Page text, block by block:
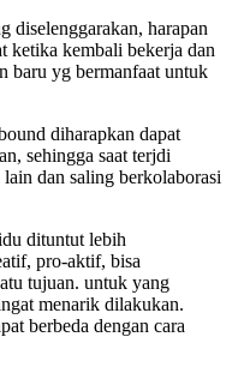
diselenggarakan, harapan
ketika kembali bekerja dan
baru yg bermanfaat untuk
diharapkan dapat
sehingga saat terjdi
lain dan saling berkolaborasi
dituntut lebih
pro-aktif, bisa
tujuan. untuk yang
menarik dilakukan.
berbeda dengan cara